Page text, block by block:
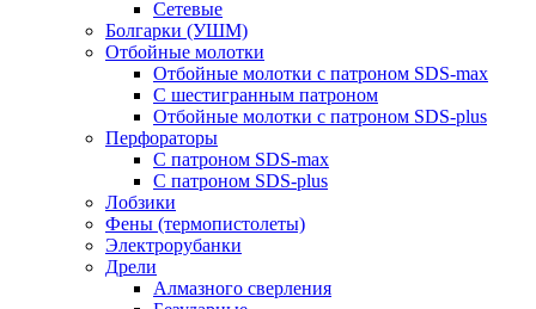
Сетевые
Болгарки (УШМ)
Отбойные молотки
Отбойные молотки с патроном SDS-max
С шестигранным патроном
Отбойные молотки с патроном SDS-plus
Перфораторы
С патроном SDS-max
С патроном SDS-plus
Лобзики
Фены (термопистолеты)
Электрорубанки
Дрели
Алмазного сверления